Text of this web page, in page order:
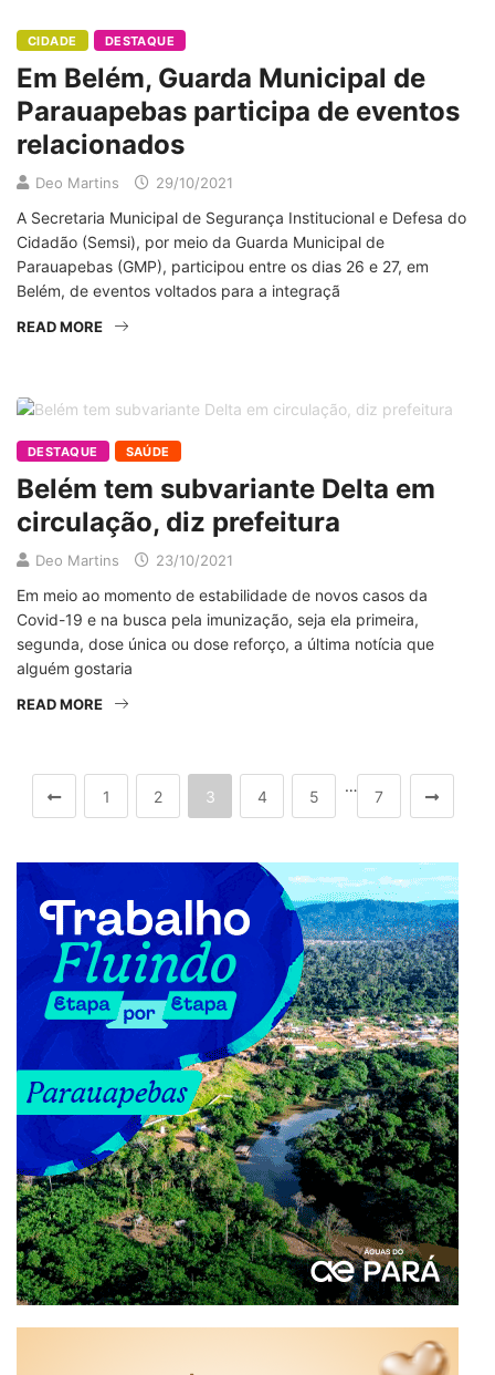
CIDADE DESTAQUE
Em Belém, Guarda Municipal de
Parauapebas participa de eventos
relacionados
Deo Martins 29/10/2021
A Secretaria Municipal de Segurança Institucional e Defesa do
Cidadão (Semsi), por meio da Guarda Municipal de
Parauapebas (GMP), participou entre os dias 26 e 27, em
Belém, de eventos voltados para a integraçã
READ MORE
DESTAQUE SAÚDE
Belém tem subvariante Delta em
circulação, diz prefeitura
Deo Martins 23/10/2021
Em meio ao momento de estabilidade de novos casos da
Covid-19 e na busca pela imunização, seja ela primeira,
segunda, dose única ou dose reforço, a última notícia que
alguém gostaria
READ MORE
1 2 3 4 5
…
7